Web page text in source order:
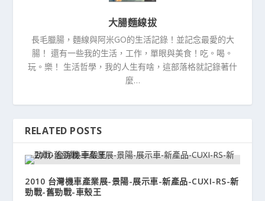
大腸麵線拔
長毛臘腸，麵線與阿米GO的生活記錄！並記念最愛的大
腸！ 還有一些我的生活，工作，單眼與美食！吃。喝。
玩。樂！ 生活哲學，我的人生有啥，這部落格就記錄著什
麼…
RELATED POSTS
2010 台灣機車產業展-景陽-展示車-新產品-CUXI-RS-新
勁戰-舊勁戰-車殼王